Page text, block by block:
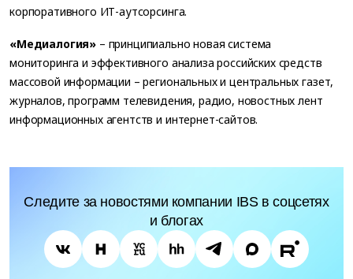
корпоративного ИТ-аутсорсинга.
«Медиалогия» – принципиально новая система
мониторинга и эффективного анализа российских средств
массовой информации – региональных и центральных газет,
журналов, программ телевидения, радио, новостных лент
информационных агентств и интернет-сайтов.
Следите за новостями компании IBS в соцсетях
и блогах